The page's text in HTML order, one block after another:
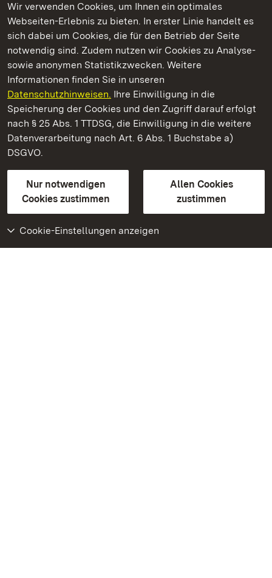
Wir verwenden Cookies, um Ihnen ein optimales
Webseiten-Erlebnis zu bieten. In erster Linie handelt es
sich dabei um Cookies, die für den Betrieb der Seite
notwendig sind. Zudem nutzen wir Cookies zu Analyse-
sowie anonymen Statistikzwecken. Weitere
Informationen finden Sie in unseren
Datenschutzhinweisen. Ihre Einwilligung in die
Speicherung der Cookies und den Zugriff darauf erfolgt
nach § 25 Abs. 1 TTDSG, die Einwilligung in die weitere
Datenverarbeitung nach Art. 6 Abs. 1 Buchstabe a)
DSGVO.
Nur notwendigen
Cookies zustimmen
Allen Cookies
zustimmen
Cookie-Einstellungen anzeigen
Kommen. Staunen. Genießen.
Staatliche Schlösser und Gärten Baden‑Württemberg
Staatliche Schlösser und Gärten Baden-Württemberg
Kontakt
GebärdenspracheLeichte Sprache
Erklärung zur Barrierefreiheit
BITV-konform (geprüfte Seiten)
Weiteres